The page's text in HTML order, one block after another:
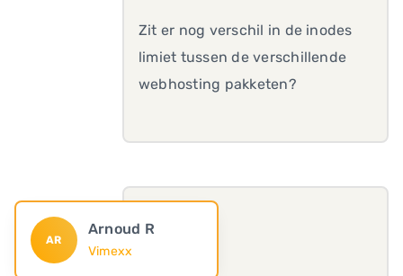
Zit er nog verschil in de inodes
limiet tussen de verschillende
webhosting pakketen?
AR
Arnoud R
Vimexx